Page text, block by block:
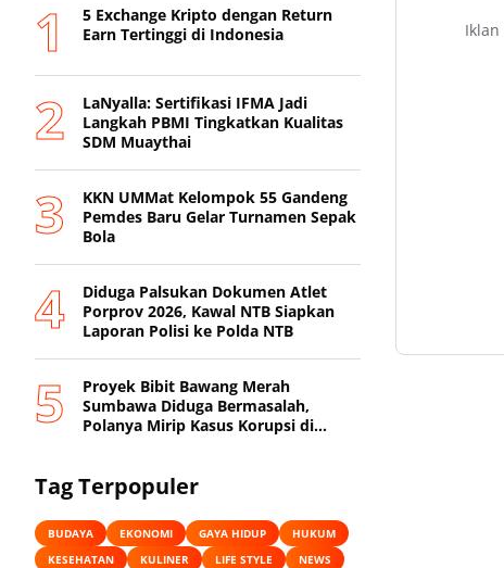
5 Exchange Kripto dengan Return
Earn Tertinggi di Indonesia
LaNyalla: Sertifikasi IFMA Jadi
Langkah PBMI Tingkatkan Kualitas
SDM Muaythai
KKN UMMat Kelompok 55 Gandeng
Pemdes Baru Gelar Turnamen Sepak
Bola
Diduga Palsukan Dokumen Atlet
Porprov 2026, Kawal NTB Siapkan
Laporan Polisi ke Polda NTB
Proyek Bibit Bawang Merah
Sumbawa Diduga Bermasalah,
Polanya Mirip Kasus Korupsi di
Tag Terpopuler
BUDAYA EKONOMI GAYA HIDUP
HUKUM
KESEHATAN
KULINER LIFE STYLE
NEWS
Iklan